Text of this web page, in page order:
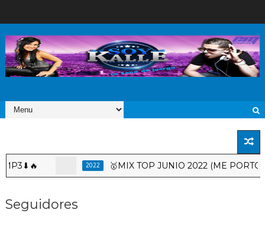
🥇MIX TOP JUNIO 2022 (ME PORTO
Seguidores